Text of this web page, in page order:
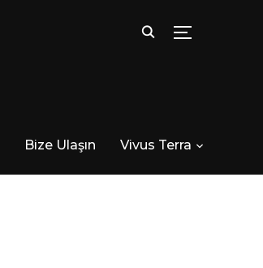
Bize Ulaşın Vivus Terra